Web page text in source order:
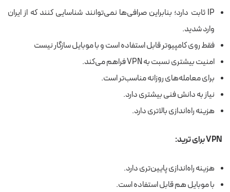
IP ثابت دارد؛ بنابراین صرافی‌ها نمی‌توانند شناسایی کنند که از ایران
وارد شدید.
فقط روی کامپیوتر قابل استفاده است و با موبایل سازگار نیست
امنیت بیشتری نسبت به VPN فراهم می‌کند.
برای معامله‌های روزانه مناسب‌تر است.
نیاز به دانش فنی بیشتری دارد.
هزینه راه‌اندازی بالاتری دارد.
VPN برای ترید:
هزینه راه‌اندازی پایین‌تری دارد.
با موبایل هم قابل استفاده است.